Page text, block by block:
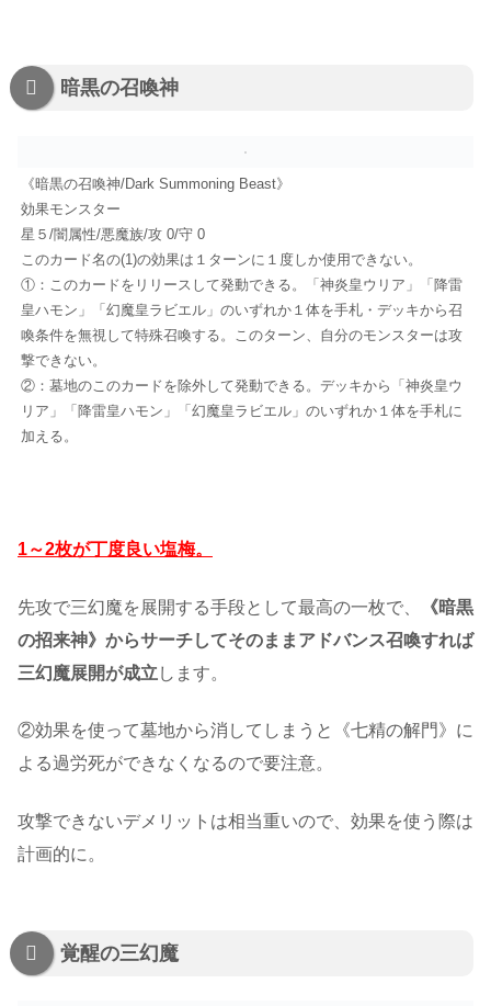
暗黒の召喚神
《暗黒の召喚神/Dark Summoning Beast》
効果モンスター
星５/闇属性/悪魔族/攻 0/守 0
このカード名の(1)の効果は１ターンに１度しか使用できない。
①：このカードをリリースして発動できる。「神炎皇ウリア」「降雷
皇ハモン」「幻魔皇ラビエル」のいずれか１体を手札・デッキから召
喚条件を無視して特殊召喚する。このターン、自分のモンスターは攻
撃できない。
②：墓地のこのカードを除外して発動できる。デッキから「神炎皇ウ
リア」「降雷皇ハモン」「幻魔皇ラビエル」のいずれか１体を手札に
加える。
1～2枚が丁度良い塩梅。
先攻で三幻魔を展開する手段として最高の一枚で、
《暗黒
の招来神》からサーチしてそのままアドバンス召喚すれば
三幻魔展開が成立 します。
②効果を使って墓地から消してしまうと《七精の解門》に
よる過労死ができなくなるので要注意。
攻撃できないデメリットは相当重いので、効果を使う際は
計画的に。
覚醒の三幻魔